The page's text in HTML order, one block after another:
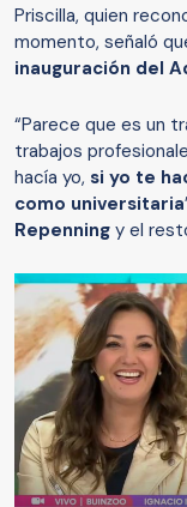
Priscilla, quien
momento, señaló
inauguración del
“Parece que es un
trabajos
hacía yo, si yo te
como universitaria
Repenning y el